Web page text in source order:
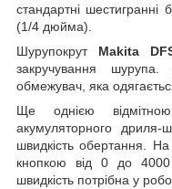
стандартні
(1/4 дюйма).
Шурупокрут Makita
закручування
обмежувач, яка
Ще однією
акумуляторного дриля-
швидкість обертання.
кнопкою від 0 до 4000
швидкість потрібна у